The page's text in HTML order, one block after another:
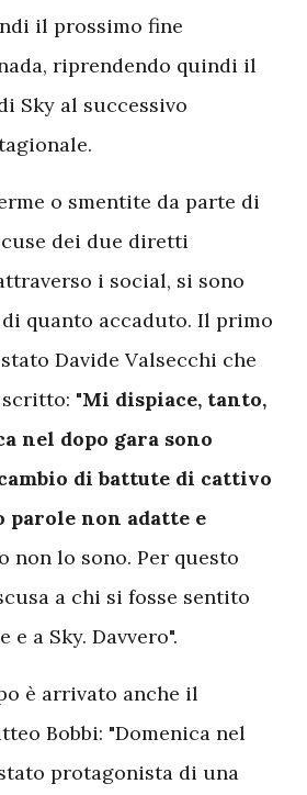
il prossimo fine
riprendendo quindi il
Sky al successivo
o smentite da parte di
dei due diretti
i social, si sono
quanto accaduto. Il primo
Davide Valsecchi che
"Mi dispiace, tanto,
nel dopo gara sono
di battute di cattivo
parole non adatte e
non lo sono. Per questo
a chi si fosse sentito
e a Sky. Davvero".
è arrivato anche il
Bobbi: "Domenica nel
protagonista di una